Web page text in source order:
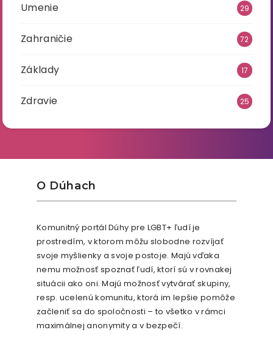
Umenie 29
Zahraničie 72
Základy 17
Zdravie 25
O Dúhach
Komunitný portál Dúhy pre LGBT+ ľudí je
prostredím, v ktorom môžu slobodne rozvíjať
svoje myšlienky a svoje postoje. Majú vďaka
nemu možnosť spoznať ľudí, ktorí sú v rovnakej
situácii ako oni. Majú možnosť vytvárať skupiny,
resp. ucelenú komunitu, ktorá im lepšie pomôže
začleniť sa do spoločnosti – to všetko v rámci
maximálnej anonymity a v bezpečí.